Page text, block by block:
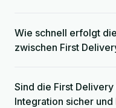
Wie schnell erfolgt
zwischen First
Sind die First
Integration sicher